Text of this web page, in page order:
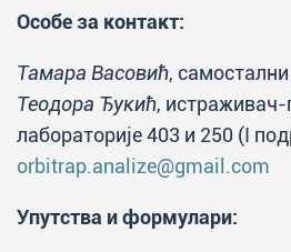
Особе за контакт:
Тамара Васовић,
Теодора Ђукић,
лабораторије 403 и 250 (I
orbitrap.analize@gmail.com
Упутства и формулари: